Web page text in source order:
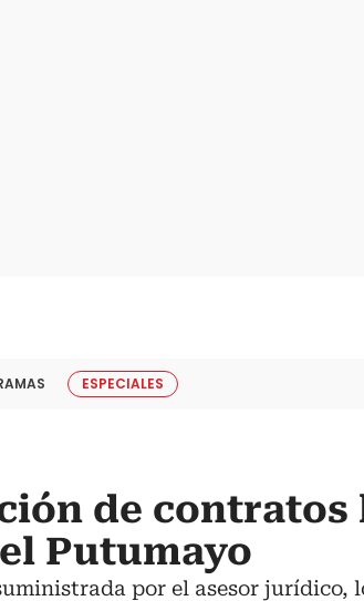
ESPECIALES
de contratos
Putumayo
por el asesor